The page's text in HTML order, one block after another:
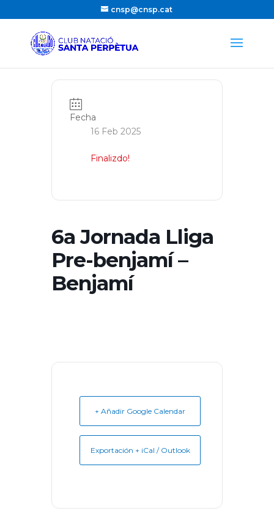
cnsp@cnsp.cat
Fecha
16 Feb 2025
Finalizdo!
6a Jornada Lliga
Pre-benjamí –
Benjamí
+ Añadir Google Calendar
Exportación + iCal / Outlook